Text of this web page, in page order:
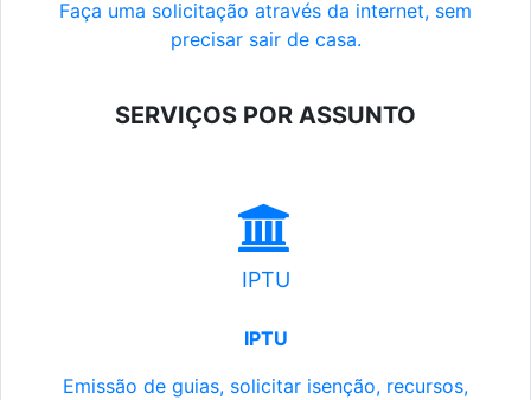
Faça uma solicitação através da internet, sem
precisar sair de casa.
SERVIÇOS POR ASSUNTO
IPTU
IPTU
Emissão de guias, solicitar isenção, recursos,